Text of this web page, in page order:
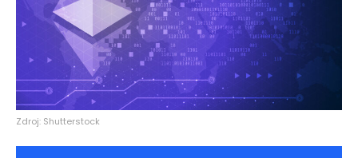
Zdroj: Shutterstock